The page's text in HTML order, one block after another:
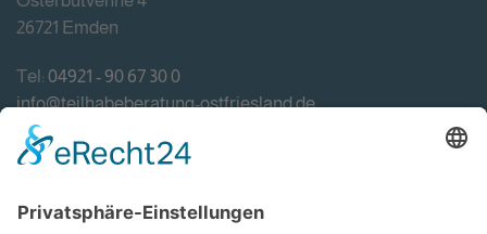
26721 Emden
Tel: 04921 - 90 67 30 0
info@teilhabeberatung-ostfriesland.de
Förderung